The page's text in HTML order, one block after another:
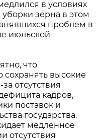
в условиях
зерна в этом
проблем в
июльской
что
сохранять высокие
отсутствия
кадров,
поставок и
государства.
медленное
отсутствия